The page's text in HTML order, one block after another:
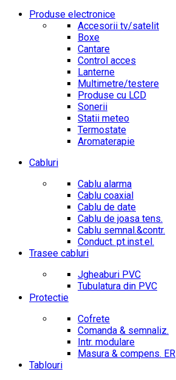
Produse electronice
Accesorii tv/satelit
Boxe
Cantare
Control acces
Lanterne
Multimetre/testere
Produse cu LCD
Sonerii
Statii meteo
Termostate
Aromaterapie
Cabluri
Cablu alarma
Cablu coaxial
Cablu de date
Cablu de joasa tens.
Cablu semnal.&contr.
Conduct. pt.inst.el.
Trasee cabluri
Jgheaburi PVC
Tubulatura din PVC
Protectie
Cofrete
Comanda & semnaliz.
Intr. modulare
Masura & compens. ER
Tablouri